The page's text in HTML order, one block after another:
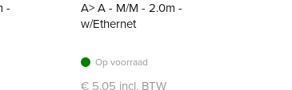
-
A> A - M/M - 2.0m -
w/Ethernet
Op voorraad
€ 5,05 incl. BTW